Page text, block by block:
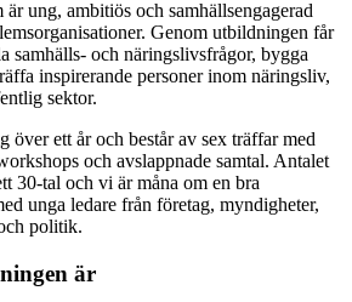
ung, ambitiös och samhällsengagerad
Genom utbildningen får
samhälls- och näringslivsfrågor, bygga
inspirerande personer inom näringsliv,
sektor.
över ett år och består av sex träffar med
och avslappnade samtal. Antalet
30-tal och vi är måna om en bra
unga ledare från företag, myndigheter,
politik.
är